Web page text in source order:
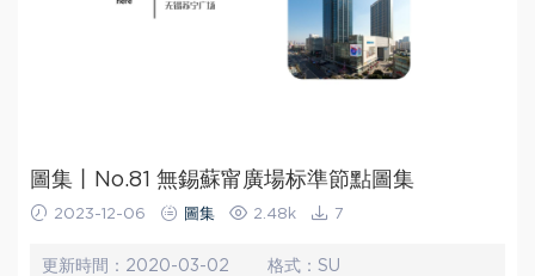
圖集丨No.81 無錫蘇甯廣場标準節點圖集
2023-12-06 圖集 2.48k 7
更新時間： 2020-03-02 格式： SU